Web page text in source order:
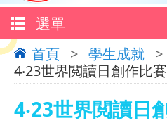
選單
首頁 > 學生成就 >
4‧23世界閲讀日創作比賽
4‧23世界閲讀日